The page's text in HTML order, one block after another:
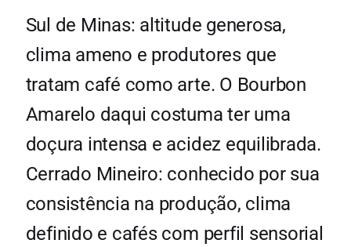
Sul de Minas: altitude generosa,
clima ameno e produtores que
tratam café como arte. O Bourbon
Amarelo daqui costuma ter uma
doçura intensa e acidez equilibrada.
Cerrado Mineiro: conhecido por sua
consistência na produção, clima
definido e cafés com perfil sensorial